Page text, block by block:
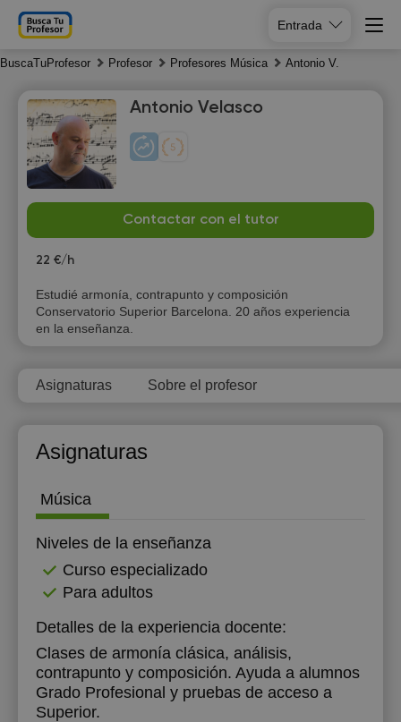
Entrada
BuscaTuProfesor Profesor Profesores Música Antonio V.
Antonio Velasco
Contactar con el tutor
22 €/h
Estudié armonía, contrapunto y composición
Conservatorio Superior Barcelona. 20 años experiencia
en la enseñanza.
Asignaturas Sobre el profesor
Asignaturas
Música
Niveles de la enseñanza
Curso especializado
Para adultos
Detalles de la experiencia docente:
Clases de armonía clásica, análisis,
contrapunto y composición. Ayuda a alumnos
Grado Profesional y pruebas de acceso a
Superior.
7
Sa
8
Su
9
10
11:30
12:00
13:00
16:30
17:00
18:00
18:30
19:00
19:30
20:00